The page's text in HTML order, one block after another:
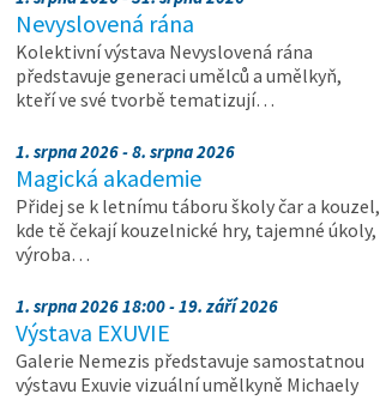
Nevyslovená rána
Kolektivní výstava Nevyslovená rána
představuje generaci umělců a umělkyň,
kteří ve své tvorbě tematizují…
1. srpna 2026 - 8. srpna 2026
Magická akademie
Přidej se k letnímu táboru školy čar a kouzel,
kde tě čekají kouzelnické hry, tajemné úkoly,
výroba…
1. srpna 2026 18:00 - 19. září 2026
Výstava EXUVIE
Galerie Nemezis představuje samostatnou
výstavu Exuvie vizuální umělkyně Michaely